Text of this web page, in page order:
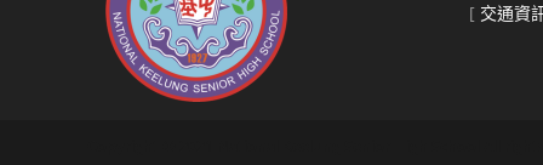
[ 交通資